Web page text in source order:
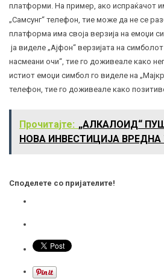
платформи. На пример, ако испраќачот
„Самсунг“ телефон, тие може да не се
платформа има своја верзија на емоџи
ја виделе „Ајфон“ верзијата на
насмеани очи“, тие го доживеале како
истиот емоџи симбол го виделе на
телефон, тие го доживеале како
Прочитајте: „АЛКАЛОИД“
НОВА ИНВЕСТИЦИЈА ВРЕДНА
Споделете со пријателите!